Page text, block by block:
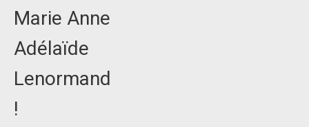
Marie Anne
Adélaïde
Lenormand
!